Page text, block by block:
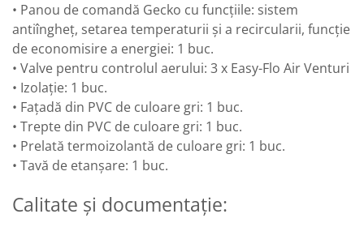
• Panou de comandă Gecko cu funcțiile: sistem
antiîngheț, setarea temperaturii și a recircularii, funcție
de economisire a energiei: 1 buc.
• Valve pentru controlul aerului: 3 x Easy-Flo Air Venturi
• Izolație: 1 buc.
• Fațadă din PVC de culoare gri: 1 buc.
• Trepte din PVC de culoare gri: 1 buc.
• Prelată termoizolantă de culoare gri: 1 buc.
• Tavă de etanșare: 1 buc.
Calitate și documentație: